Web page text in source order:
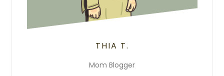
THIA T.
Mom Blogger